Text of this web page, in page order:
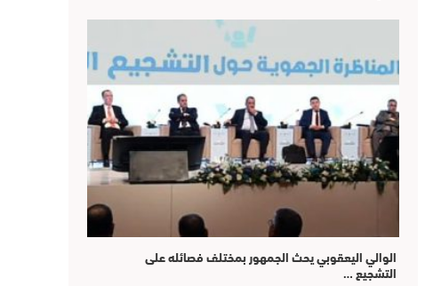
الوالي اليعقوبي يحث الجمهور بمختلف فصائله على
التشجيع …